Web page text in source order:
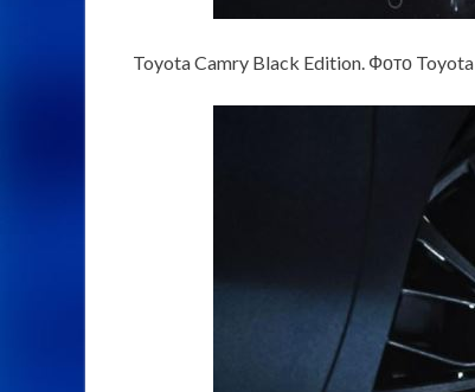
Toyota Camry Black Edition. Фото Toyota